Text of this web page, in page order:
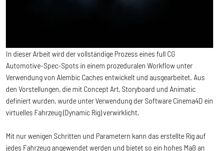
In dieser Arbeit wird der vollständige Prozess eines full CG
Automotive-Spec-Spots in einem prozeduralen Workflow unter
Verwendung von Alembic Caches entwickelt und ausgearbeitet. Aus
den Vorstellungen, die mit Concept Art, Storyboard und Animatic
definiert wurden, wurde unter Verwendung der Software Cinema4D ein
virtuelles Fahrzeug (Dynamic Rig) verwirklicht.
Mit nur wenigen Schritten und Parametern kann das erstellte Rig auf
jedes Fahrzeug angewendet werden und bietet so ein hohes Maß an